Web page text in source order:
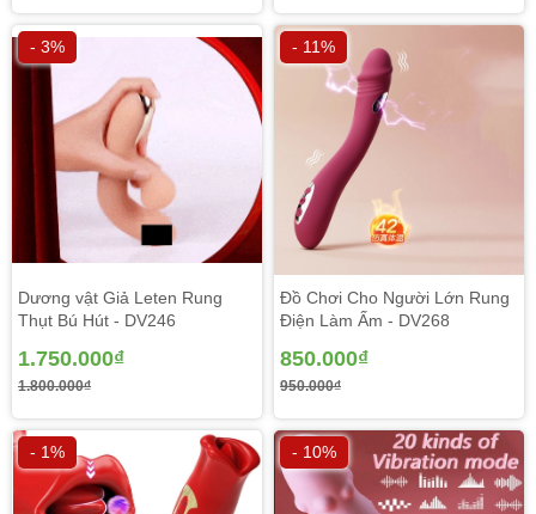
Thiết kế dễ và khả năng hít tường độc đáo khôn xiết kiên
- 3%
Dương vật Giả Leten Rung
Thụt Bú Hút - DV246
1.750.000₫
1.800.000₫
- 11%
Đồ Chơi Cho Người Lớn Rung
Điện Làm Ấm - DV268
850.000₫
950.000₫
- 1% - 10%